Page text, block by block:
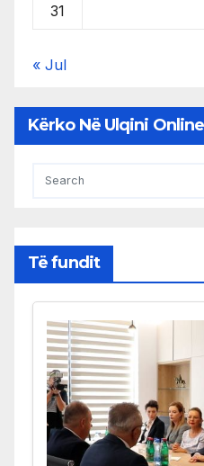
31
« Jul
Kërko Në Ulqini Online
Të fundit